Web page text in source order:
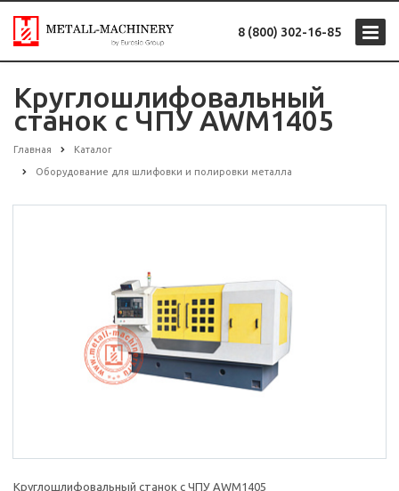
8 (800) 302-16-85
Круглошлифовальный
станок с ЧПУ AWM1405
Главная Каталог
Оборудование для шлифовки и полировки металла
Круглошлифовальный станок с ЧПУ AWM1405